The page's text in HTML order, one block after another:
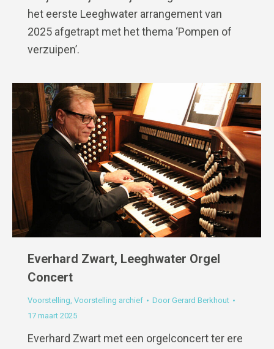
het eerste Leeghwater arrangement van
2025 afgetrapt met het thema ‘Pompen of
verzuipen’.
Everhard Zwart, Leeghwater Orgel
Concert
Voorstelling, Voorstelling archief DoorGerard Berkhout
17 maart 2025
Everhard Zwart met een orgelconcert ter ere